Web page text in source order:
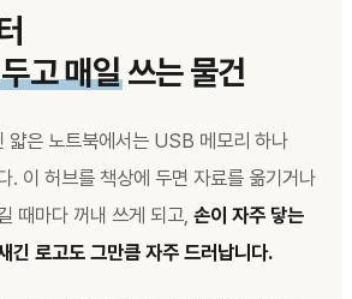
고 매일쓰는 물건
얇은 노트북에서는 USB 메모리 하나
. 이 허브를 책상에 두면 자료를 옮기거나
때마다 꺼내 쓰게 되고, 손이 자주 닿는
긴 로고도 그만큼 자주 드러납니다.